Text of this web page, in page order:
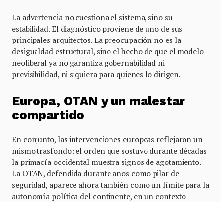
La advertencia no cuestiona el sistema, sino su
estabilidad. El diagnóstico proviene de uno de sus
principales arquitectos. La preocupación no es la
desigualdad estructural, sino el hecho de que el modelo
neoliberal ya no garantiza gobernabilidad ni
previsibilidad, ni siquiera para quienes lo dirigen.
Europa, OTAN y un malestar
compartido
En conjunto, las intervenciones europeas reflejaron un
mismo trasfondo: el orden que sostuvo durante décadas
la primacía occidental muestra signos de agotamiento.
La OTAN, defendida durante años como pilar de
seguridad, aparece ahora también como un límite para la
autonomía política del continente, en un contexto